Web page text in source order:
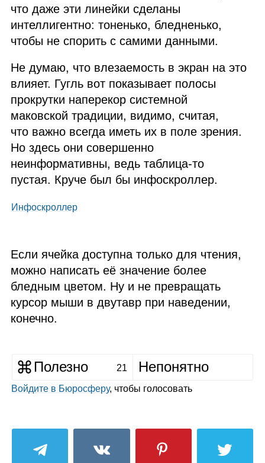
что даже эти линейки сделаны
интеллигентно: тоненько, бледненько,
чтобы не спорить с самими данными.
Не думаю, что влезаемость в экран на это
влияет. Гугль вот показывает полосы
прокрутки наперекор системной
маковской традиции, видимо, считая,
что важно всегда иметь их в поле зрения.
Но здесь они совершенно
неинформативны, ведь таблица‑то
пустая. Круче был бы инфоскроллер.
Инфоскроллер
Если ячейка доступна только для чтения,
можно написать её значение более
бледным цветом. Ну и не превращать
курсор мыши в двутавр при наведении,
конечно.
Полезно 21 Непонятно
Войдите в Бюросферу, чтобы голосовать